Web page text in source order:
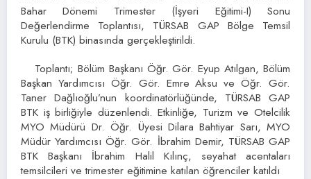
Bahar Dönemi Trimester (İşyeri Eğitimi-I) Sonu
Değerlendirme Toplantısı, TÜRSAB GAP Bölge Temsil
Kurulu (BTK) binasında gerçekleştirildi.
Toplantı; Bölüm Başkanı Öğr. Gör. Eyup Atılgan, Bölüm
Başkan Yardımcısı Öğr. Gör. Emre Aksu ve Öğr. Gör.
Taner Dağlıoğlu’nun koordinatörlüğünde, TÜRSAB GAP
BTK iş birliğiyle düzenlendi. Etkinliğe, Turizm ve Otelcilik
MYO Müdürü Dr. Öğr. Üyesi Dilara Bahtiyar Sarı, MYO
Müdür Yardımcısı Öğr. Gör. İbrahim Demir, TÜRSAB GAP
BTK Başkanı İbrahim Halil Kılınç, seyahat acentaları
temsilcileri ve trimester eğitimine katılan öğrenciler katıldı